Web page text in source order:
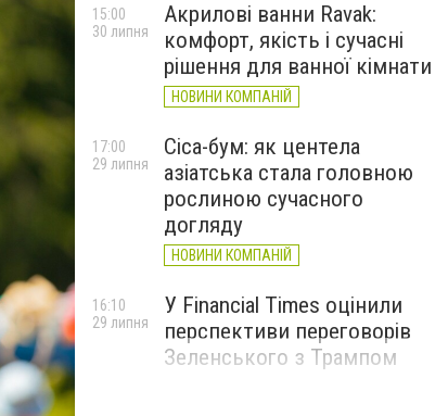
Акрилові ванни Ravak:
комфорт, якість і сучасні
рішення для ванної кімнати
НОВИНИ КОМПАНІЙ
15:00
30 липня
Cica-бум: як центела
азіатська стала головною
рослиною сучасного
догляду
НОВИНИ КОМПАНІЙ
17:00
29 липня
У Financial Times оцінили
перспективи переговорів
Зеленського з Трампом
16:10
29 липня